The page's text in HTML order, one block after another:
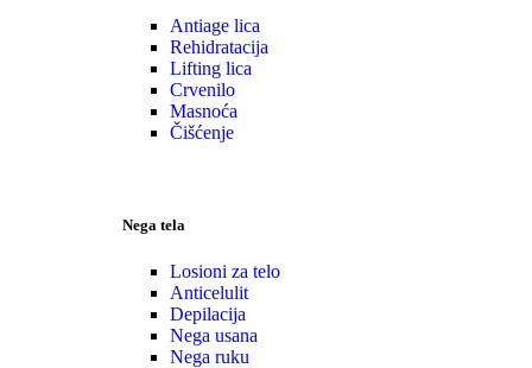
Antiage lica
Rehidratacija
Lifting lica
Crvenilo
Masnoća
Čišćenje
Nega tela
Losioni za telo
Anticelulit
Depilacija
Nega usana
Nega ruku